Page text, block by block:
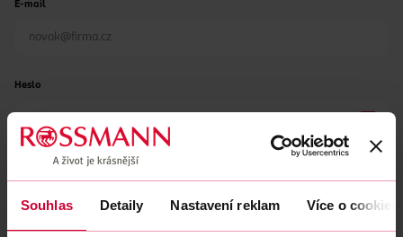
Souhlas Detaily Nastavení reklam Více o cookies
E-mail
Heslo
Zapomenuté heslo
PŘIHLÁSIT SE